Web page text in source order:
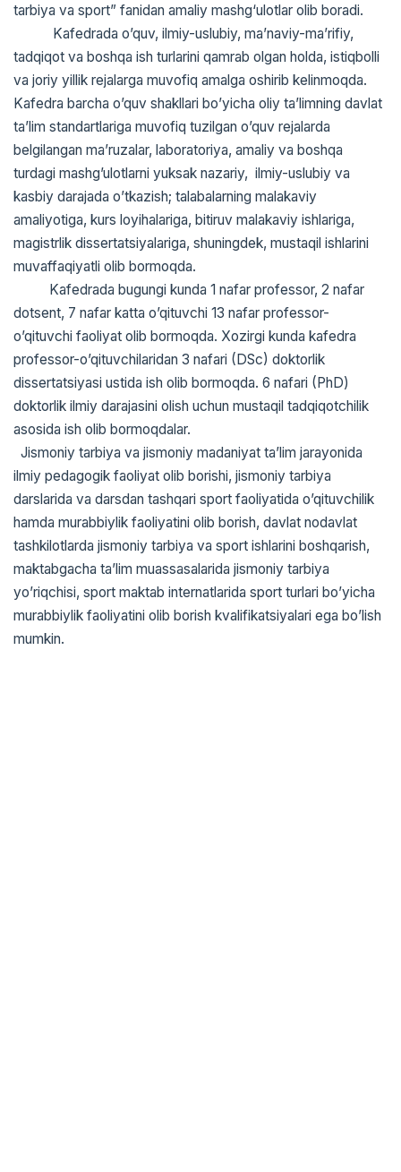
tarbiya va sport” fanidan amaliy mashg‘ulotlar olib boradi.
Kafedrada o’quv, ilmiy-uslubiy, ma’naviy-ma’rifiy,
tadqiqot va boshqa ish turlarini qamrab olgan holda, istiqbolli
va joriy yillik rejalarga muvofiq amalga oshirib kelinmoqda.
Kafedra barcha o’quv shakllari bo’yicha oliy ta’limning davlat
ta’lim standartlariga muvofiq tuzilgan o’quv rejalarda
belgilangan ma’ruzalar, laboratoriya, amaliy va boshqa
turdagi mashg’ulotlarni yuksak nazariy, ilmiy-uslubiy va
kasbiy darajada o’tkazish; talabalarning malakaviy
amaliyotiga, kurs loyihalariga, bitiruv malakaviy ishlariga,
magistrlik dissertatsiyalariga, shuningdek, mustaqil ishlarini
muvaffaqiyatli olib bormoqda.
Kafedrada bugungi kunda 1 nafar professor, 2 nafar
dotsent, 7 nafar katta o’qituvchi 13 nafar professor-
o’qituvchi faoliyat olib bormoqda. Xozirgi kunda kafedra
professor-o’qituvchilaridan 3 nafari (DSc) doktorlik
dissertatsiyasi ustida ish olib bormoqda. 6 nafari (PhD)
doktorlik ilmiy darajasini olish uchun mustaqil tadqiqotchilik
asosida ish olib bormoqdalar.
Jismoniy tarbiya va jismoniy madaniyat ta’lim jarayonida
ilmiy pedagogik faoliyat olib borishi, jismoniy tarbiya
darslarida va darsdan tashqari sport faoliyatida o’qituvchilik
hamda murabbiylik faoliyatini olib borish, davlat nodavlat
tashkilotlarda jismoniy tarbiya va sport ishlarini boshqarish,
maktabgacha ta’lim muassasalarida jismoniy tarbiya
yo’riqchisi, sport maktab internatlarida sport turlari bo’yicha
murabbiylik faoliyatini olib borish kvalifikatsiyalari ega bo’lish
mumkin.